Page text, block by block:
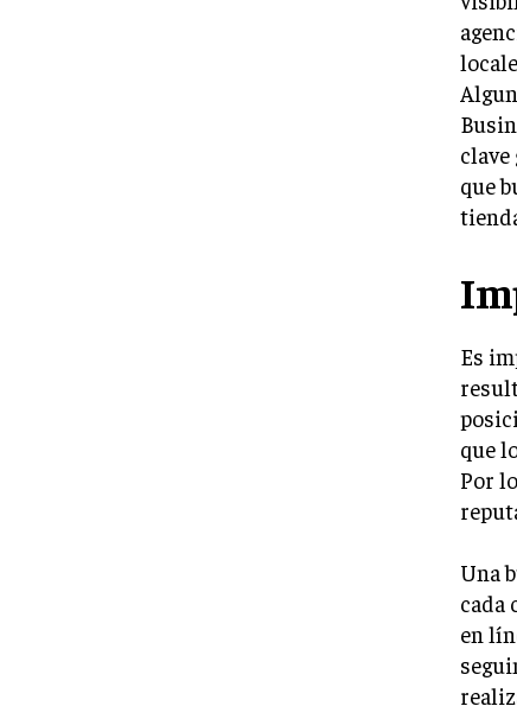
clave
que
Es
que
Por
Una
cada
en